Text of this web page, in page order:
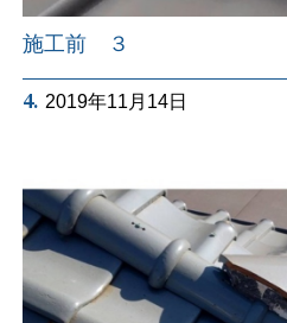
施工前 ３
4. 2019年11月14日